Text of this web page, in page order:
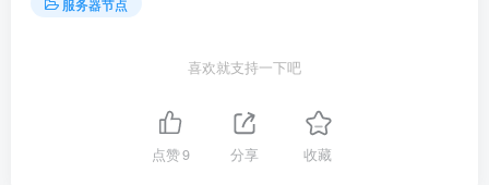
喜欢就支持一下吧
点赞9 分享 收藏